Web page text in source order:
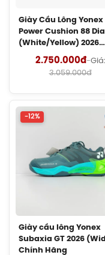
Giày
Vợt
Cước
Hãng
Giày Cầu Lông Yonex
Power Cushion 88
(White/Yellow) 2026
Chính Hãng
2.750.000đ-Giá:
3.059.000đ
-12%
Giày cầu lông Yonex
Subaxia GT 2026
Chính Hãng